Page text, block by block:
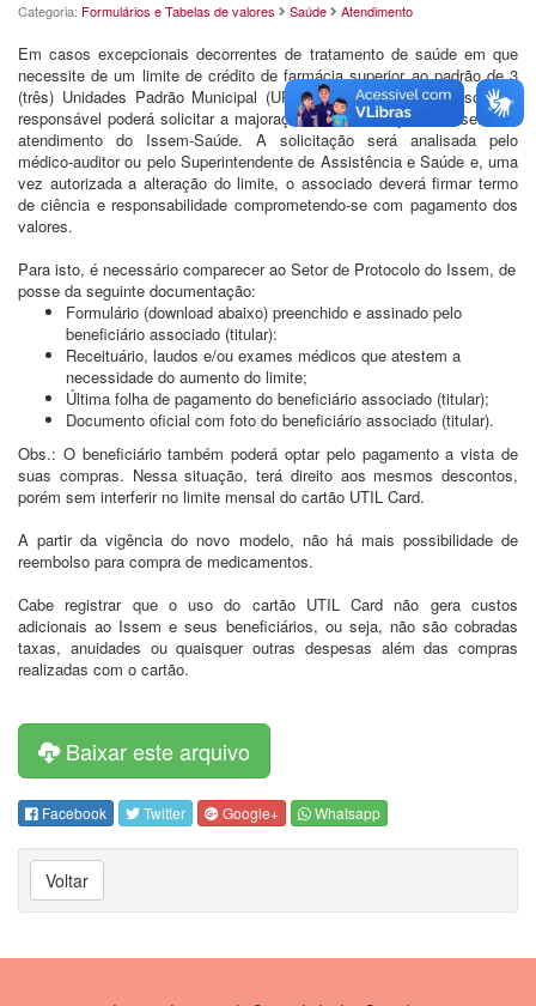
Categoria: Formulários e Tabelas de valores Saúde Atendimento
Em casos excepcionais decorrentes de tratamento de saúde em que
necessite de um limite de crédito de farmácia superior ao padrão de 3
(três) Unidades Padrão Municipal (UPM) por associado, o associado
responsável poderá solicitar a majoração deste limite junto ao setor de
atendimento do Issem-Saúde. A solicitação será analisada pelo
médico-auditor ou pelo Superintendente de Assistência e Saúde e, uma
vez autorizada a alteração do limite, o associado deverá firmar termo
de ciência e responsabilidade comprometendo-se com pagamento dos
valores.
Para isto, é necessário comparecer ao Setor de Protocolo do Issem, de
posse da seguinte documentação:
Formulário (download abaixo) preenchido e assinado pelo
beneficiário associado (titular):
Receituário, laudos e/ou exames médicos que atestem a
necessidade do aumento do limite;
Última folha de pagamento do beneficiário associado (titular);
Documento oficial com foto do beneficiário associado (titular).
Obs.: O beneficiário também poderá optar pelo pagamento a vista de
suas compras. Nessa situação, terá direito aos mesmos descontos,
porém sem interferir no limite mensal do cartão UTIL Card.
A partir da vigência do novo modelo, não há mais possibilidade de
reembolso para compra de medicamentos.
Cabe registrar que o uso do cartão UTIL Card não gera custos
adicionais ao Issem e seus beneficiários, ou seja, não são cobradas
taxas, anuidades ou quaisquer outras despesas além das compras
realizadas com o cartão.
Baixar este arquivo
Facebook Twitter Google+ Whatsapp
Voltar